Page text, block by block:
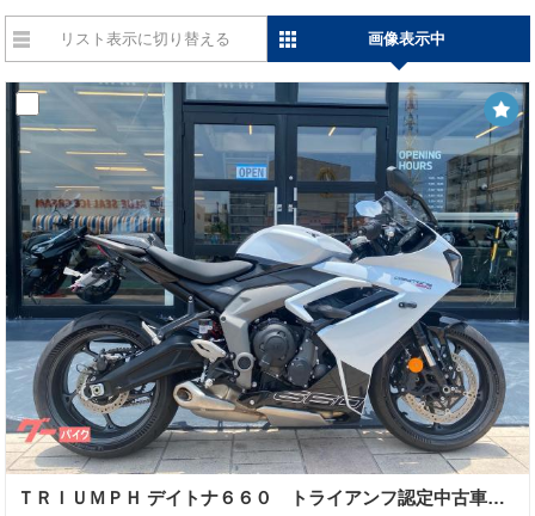
リスト表示に切り替える 画像表示中
ＴＲＩＵＭＰＨ デイトナ６６０ トライアンフ認定中古車 ワンオーナー フェンダーレス タンデムグラブバー